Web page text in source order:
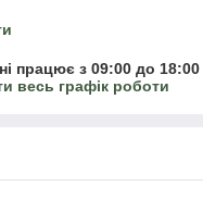
працює з 09:00 до 18:00
весь графік роботи